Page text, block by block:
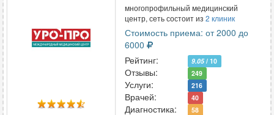
тазобедренных суставов
тонкого кишечника
многопрофильный медицинский
центр, сеть состоит из 2 клиник
Стоимость приема: от 2000 до
6000
Рейтинг:
9.05/ 10
Отзывы: 249
Услуги: 216
Врачей: 40
Диагностика: 58